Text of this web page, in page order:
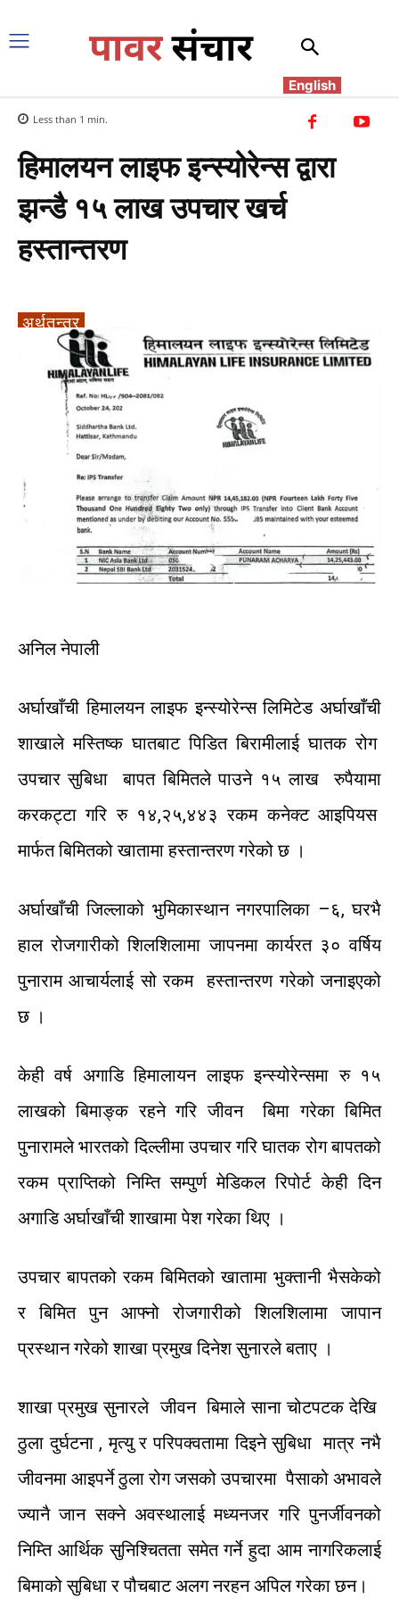
English
Less than 1 min.
हिमालयन लाइफ इन्स्योरेन्स द्वारा
झन्डै १५ लाख उपचार खर्च
हस्तान्तरण
अर्थतन्त्र
अनिल नेपाली
अर्घाखाँची हिमालयन लाइफ इन्स्योरेन्स लिमिटेड अर्घाखाँची
शाखाले मस्तिष्क घातबाट पिडित बिरामीलाई घातक रोग
उपचार सुबिधा बापत बिमितले पाउने १५ लाख
रुपैयामा
करकट्टा गरि रु १४,२५,४४३ रकम कनेक्ट आइपियस
मार्फत बिमितकोखातामा हस्तान्तरण गरेको छ ।
अर्घाखाँची जिल्लाको भुमिकास्थान नगरपालिका –६,घरभै
हाल रोजगारीको शिलशिलामा जापनमा कार्यरत ३० वर्षिय
पुनारामआचार्यलाई सो रकम हस्तान्तरण गरेको जनाइएको
छ ।
केही वर्ष अगाडि हिमालायन लाइफ इन्स्योरेन्समा रु १५
लाखको बिमाङ्क रहने गरि जीवन बिमा गरेका बिमित
पुनारामले भारतकोदिल्लीमा उपचार गरि घातक रोग बापतको
रकम प्राप्तिको निम्ति सम्पुर्ण मेडिकल रिपोर्ट केही दिन
अगाडि अर्घाखाँची शाखामा पेशगरेका थिए ।
उपचार बापतको रकम बिमितको खातामा भुक्तानी भैसकेको
र
बिमित पुन आफ्नो रोजगारीको शिलशिलामा
जापान
प्रस्थान गरेकोशाखा प्रमुख दिनेश सुनारलेबताए ।
शाखा प्रमुख सुनारले जीवन बिमाले साना चोटपटक देखि
ठुला दुर्घटना,मृत्यु र परिपक्वतामा दिइने सुबिधा मात्र नभै
जीवनमा आइपर्ने ठुला रोग जसको उपचारमा पैसाको अभावले
ज्यानै जान सक्ने अवस्थालाई मध्यनजर गरि पुनर्जीवनको
निम्ति आर्थिकसुनिश्चितता समेत गर्ने हुदा आम नागरिकलाई
बिमाको सुबिधा र पौचबाट अलग नरहन अपिलगरेका छन।